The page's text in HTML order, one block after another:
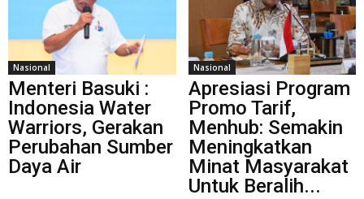
Nasional
Menteri Basuki :
Indonesia Water
Warriors, Gerakan
Perubahan Sumber
Daya Air
Nasional
Apresiasi Program
Promo Tarif,
Menhub: Semakin
Meningkatkan
Minat Masyarakat
Untuk Beralih...